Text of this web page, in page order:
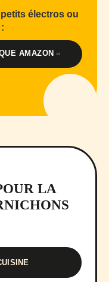
électros ou
AMAZON
LA